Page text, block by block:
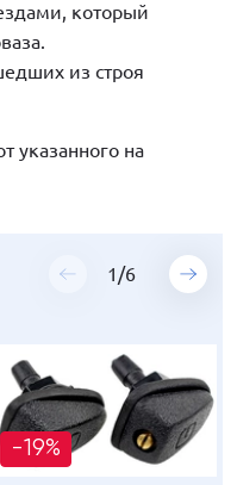
который
из строя
указанного на
1 /6
-19%
1 /6
-19%
1 /6
-19%
1 /6
-19%
1 /6
-19%
1 /6
-19%